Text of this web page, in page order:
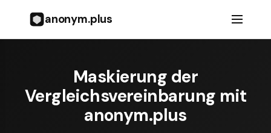
anonym.plus
Maskierung der
Vergleichsvereinbarung mit
anonym.plus